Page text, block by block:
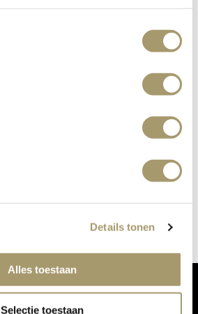
Details tonen
Alles toestaan
Selectie toestaan